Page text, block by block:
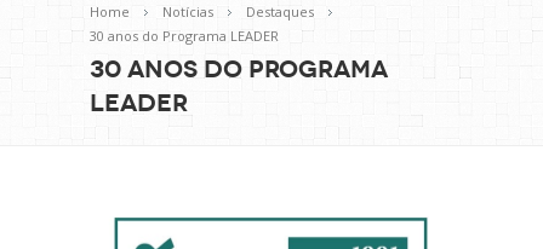
Home Notícias
Destaques
30 anos do Programa LEADER
30 anos do Programa
LEADER